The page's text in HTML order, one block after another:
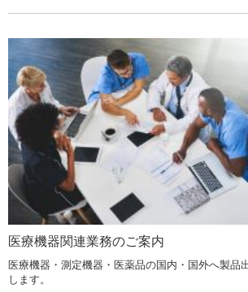
医療機器関連業務のご案内
医療機器・測定機器・医薬品の国内・国外へ製品
します。